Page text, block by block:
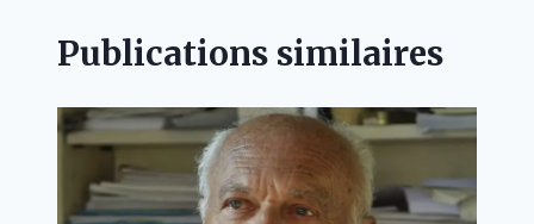
Publications similaires